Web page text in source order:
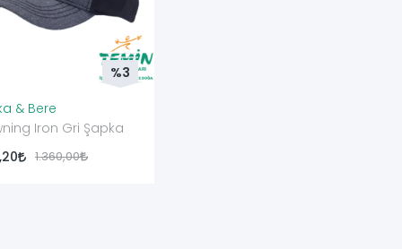
& Bere
Iron Gri Şapka
1.360,00
%3